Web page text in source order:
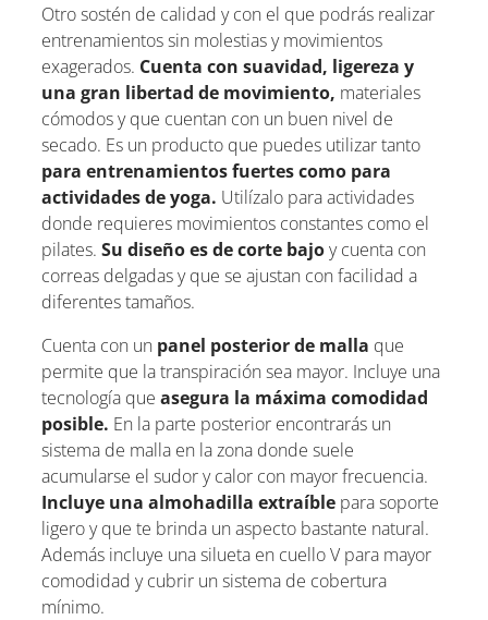
Otro sostén de calidad y con el que podrás realizar
entrenamientos sin molestias y movimientos
exagerados. Cuenta con suavidad, ligereza y
una gran libertad de movimiento, materiales
cómodos y que cuentan con un buen nivel de
secado. Es un producto que puedes utilizar tanto
para entrenamientos fuertes como para
actividades de yoga. Utilízalo para actividades
donde requieres movimientos constantes como el
pilates. Su diseño es de corte bajoy cuenta con
correas delgadas y que se ajustan con facilidad a
diferentes tamaños.
Cuenta con un panel posterior de malla que
permite que la transpiración sea mayor. Incluye una
tecnología que asegura la máxima comodidad
posible. En la parte posterior encontrarás un
sistema de malla en la zona donde suele
acumularse el sudor y calor con mayor frecuencia.
Incluye una almohadilla extraíble para soporte
ligero y que te brinda un aspecto bastante natural.
Además incluye una silueta en cuello V para mayor
comodidad y cubrir un sistema de cobertura
mínimo.